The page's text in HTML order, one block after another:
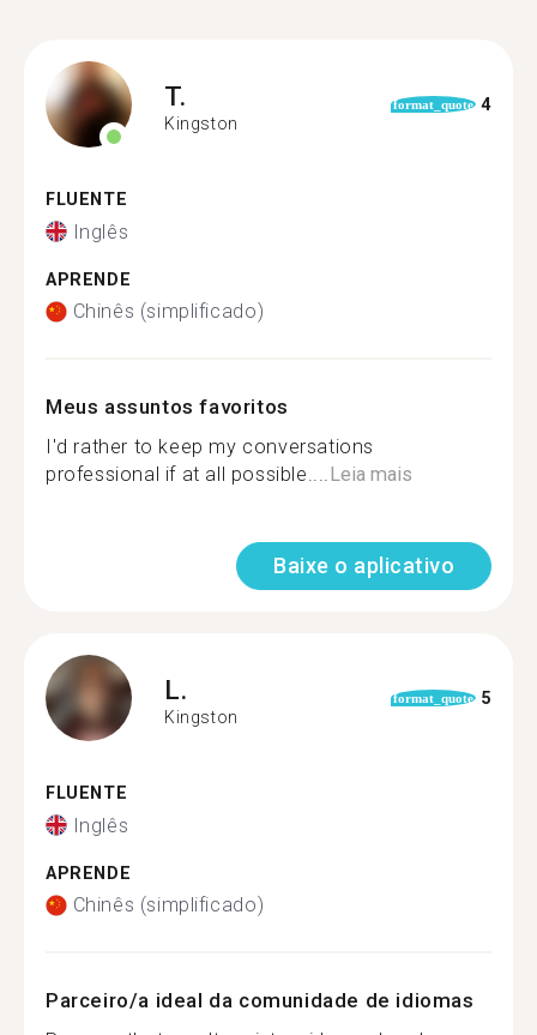
T.
Kingston
format_quote 4
FLUENTE
Inglês
APRENDE
Chinês (simplificado)
Meus assuntos favoritos
I'd rather to keep my conversations
professional if at all possible....Leia mais
Baixe o aplicativo
L.
Kingston
format_quote 5
FLUENTE
Inglês
APRENDE
Chinês (simplificado)
Parceiro/a ideal da comunidade de idiomas